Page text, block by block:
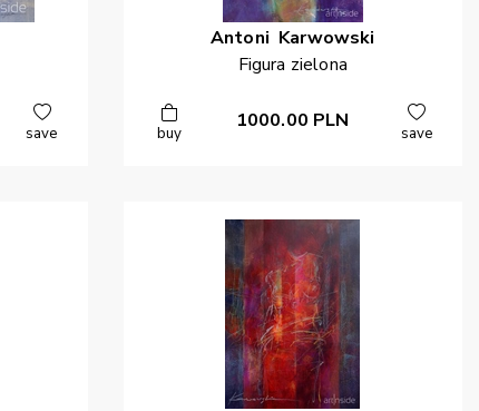
save
Antoni Karwowski
Figura zielona
buy
1000.00 PLN
save